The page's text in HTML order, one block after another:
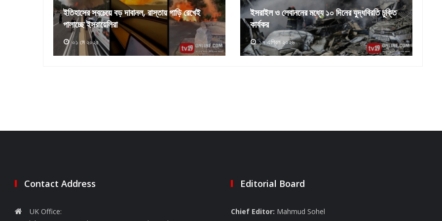
ইসরাইল ও লেবাননের মধ্যে ১০ দিনের যুদ্ধবিরতি চুক্তি
কার্যকর
১৭ এপ্রিল ২০২৬
পাকিস্তানে জিম্মিদশা থেকে উদ্ধার ৮০ ট্রেনযাত্রী
১২ মার্চ ২০২৫
Contact Address
UK Office:
Editorial Board
Chief Editor: Mahmud Sohel